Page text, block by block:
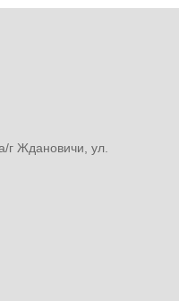
г Ждановичи, ул.